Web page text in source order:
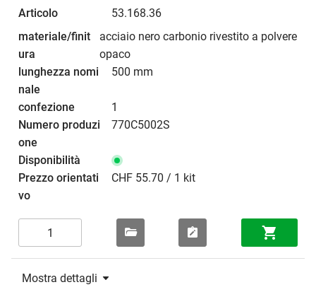
53.168.36
acciaio nero carbonio rivestito a polvere
opaco
500 mm
1
770C5002S
CHF 55.70 / 1 kit
Mostra dettagli